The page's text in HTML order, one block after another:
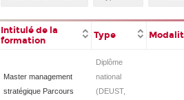
Intitulé de la
formation
Type
Master management
stratégique Parcours
Diplôme
national
(DEUST,